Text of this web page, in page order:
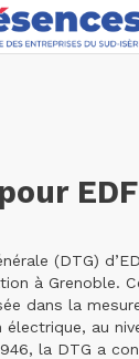
EDF
(DTG)
à Grenoble.
dans la
au
la DTG a